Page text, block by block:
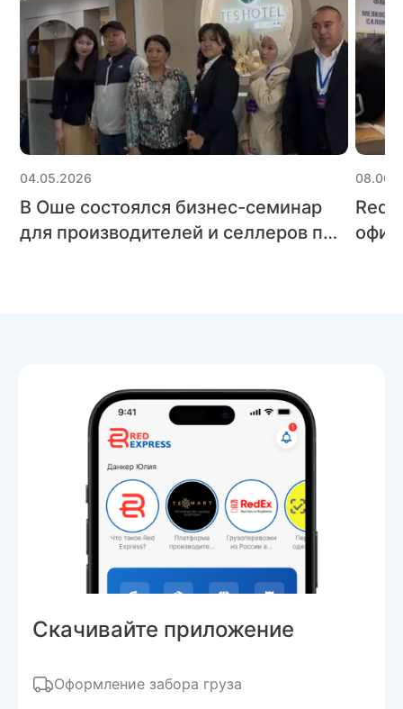
04.05.2026
В Оше состоялся бизнес-семинар
для производителей и селлеров по
Red
Скачивайте приложение
Оформление забора груза